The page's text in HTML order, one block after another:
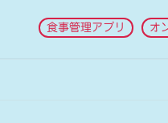
食事管理アプリ オ